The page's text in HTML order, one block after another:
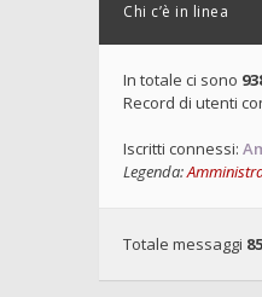
Chi c’è in linea
In totale ci sono
Record di utenti
Iscritti connessi:
Legenda:
Totale messaggi